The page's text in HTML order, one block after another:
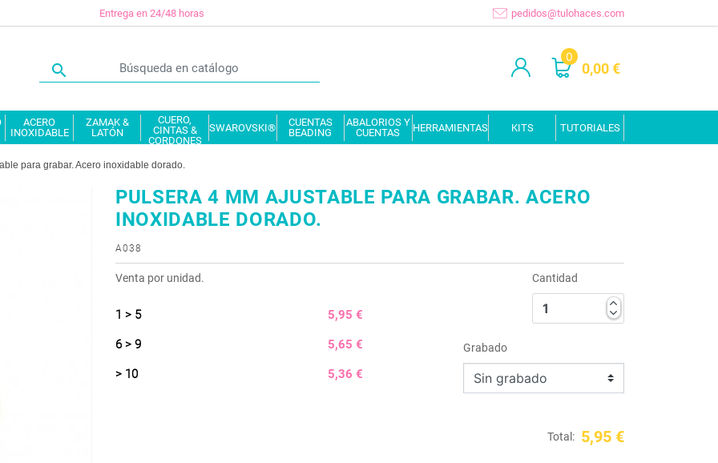
Entrega en 24/48 horas pedidos@tulohaces.com

0
0,00 €
ACERO
INOXIDABLE
ZAMAK &
LATÓN
CUERO,
CINTAS &
CORDONES
SWAROVSKI®
CUENTAS
BEADING
ABALORIOS Y
CUENTAS
HERRAMIENTAS KITS TUTORIALES
para grabar. Acero inoxidable dorado.
PULSERA 4 MM AJUSTABLE PARA GRABAR. ACERO
INOXIDABLE DORADO.
A038
Venta por unidad.
1 > 5 5,95 €
6 > 9 5,65 €
> 10 5,36 €
Cantidad
Grabado
Total: 5,95 €